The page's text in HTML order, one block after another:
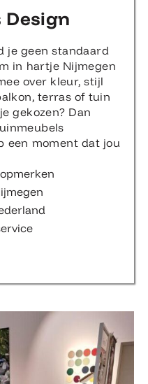
Design
je geen standaard
in hartje Nijmegen
over kleur, stijl
terras of tuin
gekozen? Dan
een moment dat jou